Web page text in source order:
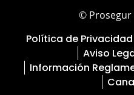
© Prosegur
Política de Privacidad
Aviso
Información